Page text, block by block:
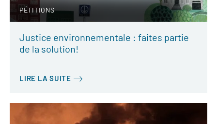
PÉTITIONS
Justice environnementale : faites partie
de la solution!
LIRE LA SUITE